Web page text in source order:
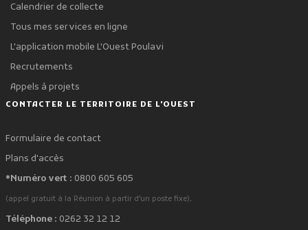
Calendrier de collecte
Tous mes services en ligne
L'application mobile L'Ouest Poulavi
Recrutements
Appels à projets
CONTACTER LE TERRITOIRE DE L'OUEST
Formulaire de contact
Plans d'accès
*Numéro vert : 0800 605 605
(appel gratuit à la Réunion à partir d'un poste fixe).
Téléphone : 0262 32 12 12